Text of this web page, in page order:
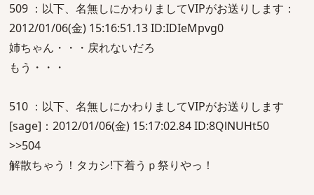
509 ：以下、名無しにかわりましてVIPがお送りします：
2012/01/06(金) 15:16:51.13 ID:IDIeMpvg0
姉ちゃん・・・戻れないだろ
もう・・・
510 ：以下、名無しにかわりましてVIPがお送りします
[sage]：2012/01/06(金) 15:17:02.84 ID:8QlNUHt50
>>504
解散ちゃう！タカシ!下着うｐ祭りやっ！